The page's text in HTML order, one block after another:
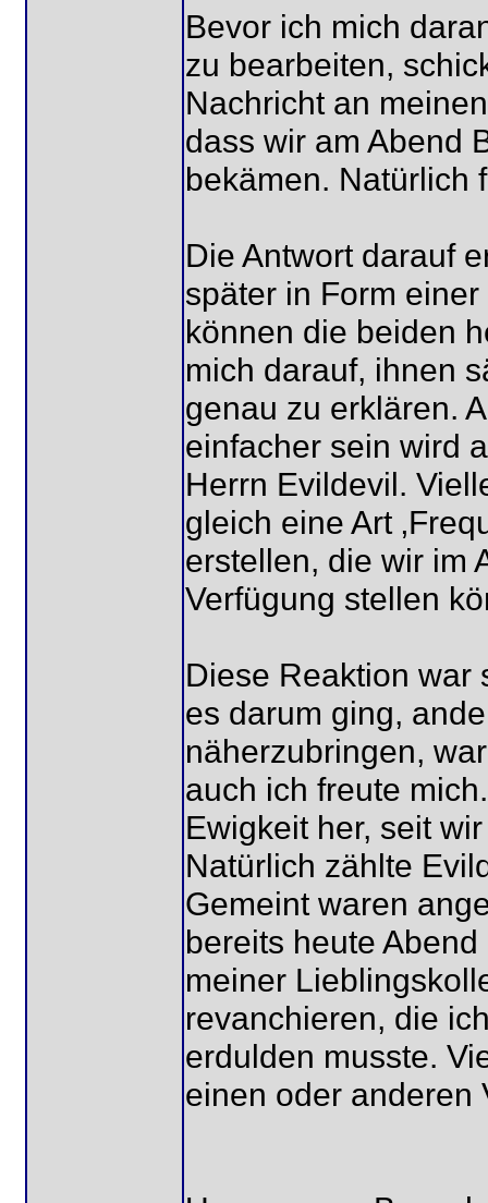
Bevor ich mich
zu bearbeiten,
Nachricht an
dass wir am Abend
bekämen. Natürlich
Die Antwort darauf
später in Form
können die beiden
mich darauf, ihnen
genau zu erklären.
einfacher sein wird
Herrn Evildevil.
gleich eine Art
erstellen, die wir im
Verfügung stellen
Diese Reaktion war
es darum ging,
näherzubringen,
auch ich freute
Ewigkeit her, seit
Natürlich zählte
Gemeint waren
bereits heute
meiner
revanchieren, die
erdulden musste.
einen oder anderen